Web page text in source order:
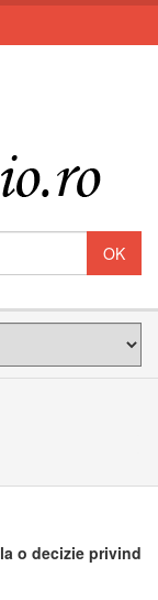
o decizie privind